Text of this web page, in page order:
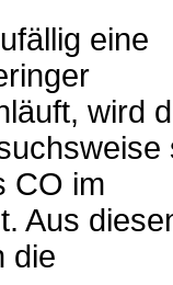
eine
wird
CO im
Aus
die